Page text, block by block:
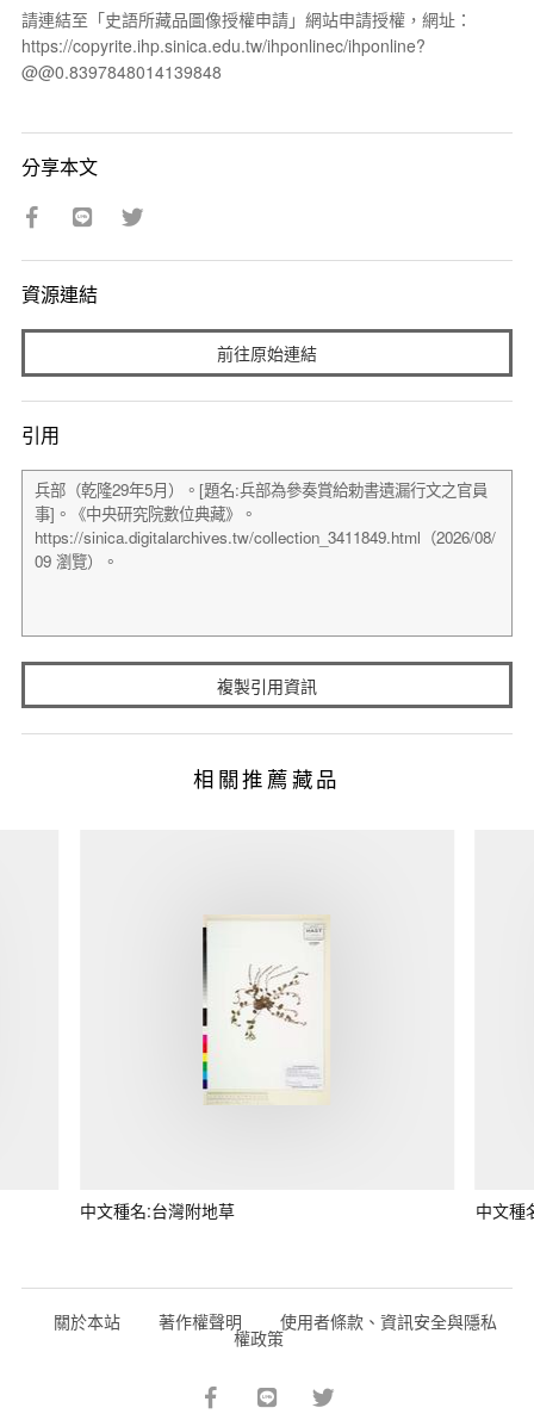
請連結至「史語所藏品圖像授權申請」網站申請授權，網址：
https://copyrite.ihp.sinica.edu.tw/ihponlinec/ihponline?
@@0.8397848014139848
分享本文
資源連結
前往原始連結
引用
複製引用資訊
相關推薦藏品
中文種名:台灣附地草 中文種
關於本站 著作權聲明 使用者條款、資訊安全與隱私
權政策